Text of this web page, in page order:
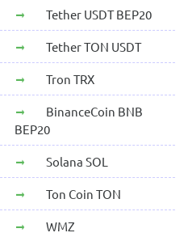
Tether USDT BEP20
Tether TON USDT
Tron TRX
BinanceCoin BNB
BEP20
Solana SOL
Ton Coin TON
WMZ